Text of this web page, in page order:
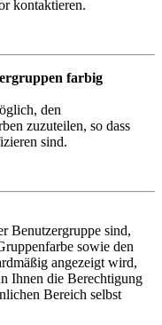
kontaktieren.
farbig
den
zuzuteilen, so dass
sind.
Benutzergruppe sind,
sowie den
angezeigt wird,
Ihnen die Berechtigung
Bereich selbst